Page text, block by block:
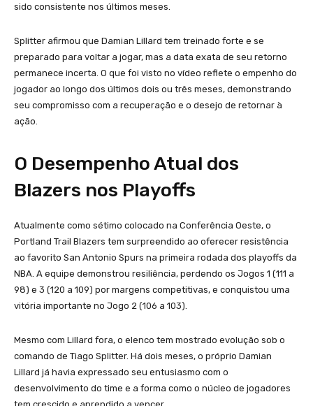
sido consistente nos últimos meses.
Splitter afirmou que Damian Lillard tem treinado forte e se
preparado para voltar a jogar, mas a data exata de seu retorno
permanece incerta. O que foi visto no vídeo reflete o empenho do
jogador ao longo dos últimos dois ou três meses, demonstrando
seu compromisso com a recuperação e o desejo de retornar à
ação.
O Desempenho Atual dos
Blazers nos Playoffs
Atualmente como sétimo colocado na Conferência Oeste, o
Portland Trail Blazers tem surpreendido ao oferecer resistência
ao favorito San Antonio Spurs na primeira rodada dos playoffs da
NBA. A equipe demonstrou resiliência, perdendo os Jogos 1 (111 a
98) e 3 (120 a 109) por margens competitivas, e conquistou uma
vitória importante no Jogo 2 (106 a 103).
Mesmo com Lillard fora, o elenco tem mostrado evolução sob o
comando de Tiago Splitter. Há dois meses, o próprio Damian
Lillard já havia expressado seu entusiasmo com o
desenvolvimento do time e a forma como o núcleo de jogadores